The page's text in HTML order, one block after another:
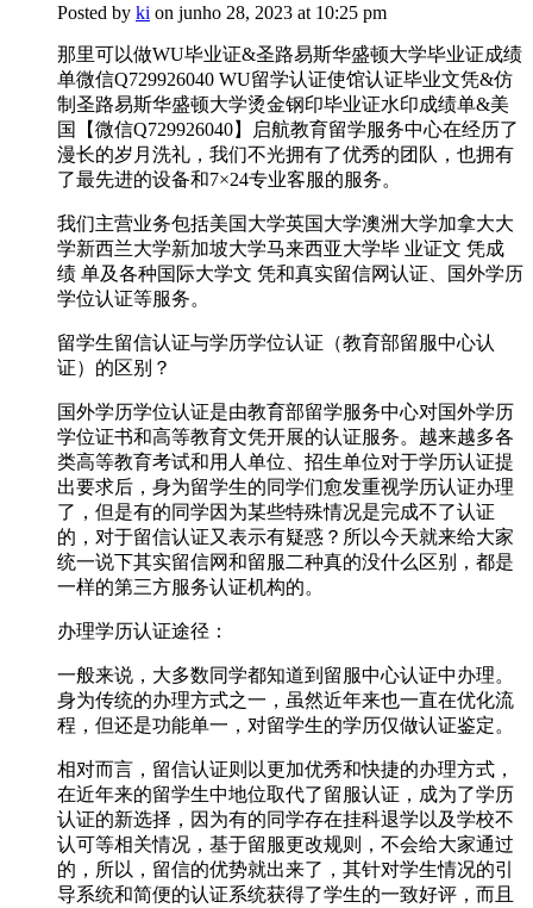
Posted by ki on junho 28, 2023 at 10:25 pm
那里可以做WU毕业证&圣路易斯华盛顿大学毕业证成绩
单微信Q729926040 WU留学认证使馆认证毕业文凭&仿
制圣路易斯华盛顿大学烫金钢印毕业证水印成绩单&美
国
【微信Q729926040】启航教育留学服务中心在经历了
漫长的岁月洗礼，我们不光拥有了优秀的团队，也拥有
了最先进的设备和7×24专业客服的服务。
我们主营业务包括美国大学英国大学澳洲大学加拿大大
学新西兰大学新加坡大学马来西亚大学毕 业证文 凭成
绩 单及各种国际大学文 凭和真实留信网认证、国外学历
学位认证等服务。
留学生留信认证与学历学位认证（教育部留服中心认
证）的区别？
国外学历学位认证是由教育部留学服务中心对国外学历
学位证书和高等教育文凭开展的认证服务。越来越多各
类高等教育考试和用人单位、招生单位对于学历认证提
出要求后，身为留学生的同学们愈发重视学历认证办理
了，但是有的同学因为某些特殊情况是完成不了认证
的，对于留信认证又表示有疑惑？所以今天就来给大家
统一说下其实留信网和留服二种真的没什么区别，都是
一样的第三方服务认证机构的。
办理学历认证途径：
一般来说，大多数同学都知道到留服中心认证中办理。
身为传统的办理方式之一，虽然近年来也一直在优化流
程，但还是功能单一，对留学生的学历仅做认证鉴定。
相对而言，留信认证则以更加优秀和快捷的办理方式，
在近年来的留学生中地位取代了留服认证，成为了学历
认证的新选择，因为有的同学存在挂科退学以及学校不
认可等相关情况，基于留服更改规则，不会给大家通过
的，所以，留信的优势就出来了，其针对学生情况的引
导系统和简便的认证系统获得了学生的一致好评，而且